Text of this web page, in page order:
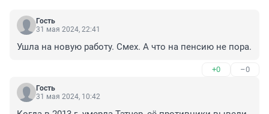
Гость
31 мая 2024, 22:41
Ушла на новую работу. Смех. А что на пенсию не пора.
+0 –0
Гость
31 мая 2024, 10:42